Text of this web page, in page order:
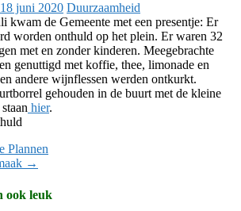
18 juni 2020 Duurzaamheid
kwam de Gemeente met een presentje: Er
worden onthuld op het plein. Er waren 32
met en zonder kinderen. Meegebrachte
genuttigd met koffie, thee, limonade en
andere wijnflessen werden ontkurkt.
gehouden in de buurt met de kleine
hier.
Plannen
→
ook leuk